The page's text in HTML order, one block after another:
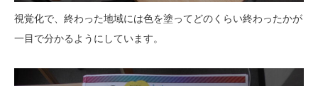
視覚化で、終わった地域には色を塗ってどのくらい終わったかが
一目で分かるようにしています。